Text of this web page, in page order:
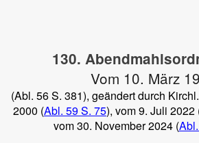
130.
Vom 10. März
(Abl. 56 S. 381), geändert durch
2000 (Abl. 59 S. 75), vom 9. Juli 2022
vom 30. November 2024 (